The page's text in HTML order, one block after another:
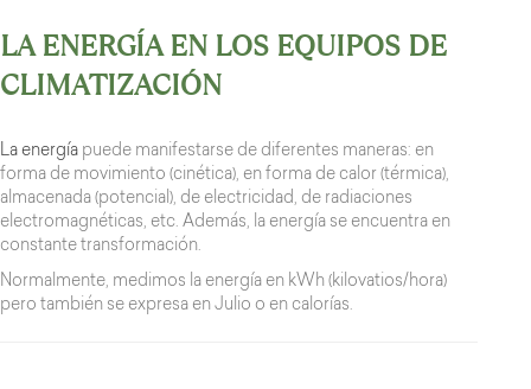
LA ENERGÍA EN LOS EQUIPOS DE
CLIMATIZACIÓN
La energía puede manifestarse de diferentes maneras: en
forma de movimiento (cinética), en forma de calor (térmica),
almacenada (potencial), de electricidad, de radiaciones
electromagnéticas, etc. Además, la energía se encuentra en
constante transformación.
Normalmente, medimos la energía en kWh (kilovatios/hora)
pero también se expresa en Julio o en calorías.